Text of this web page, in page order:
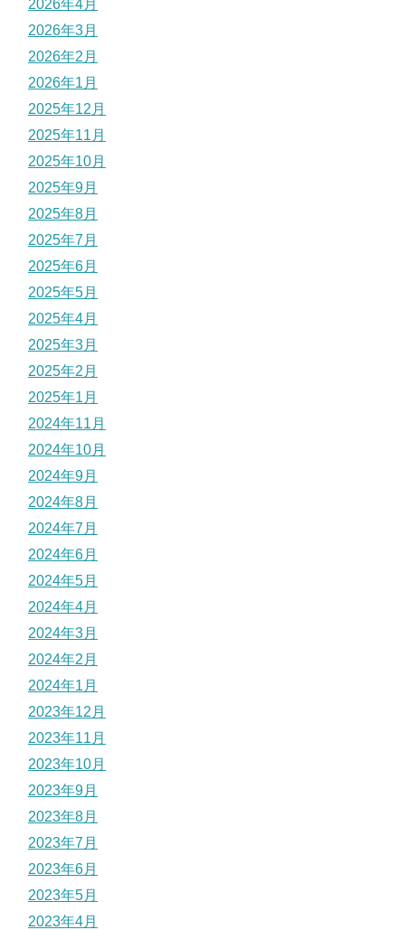
2026年4月
2026年3月
2026年2月
2026年1月
2025年12月
2025年11月
2025年10月
2025年9月
2025年8月
2025年7月
2025年6月
2025年5月
2025年4月
2025年3月
2025年2月
2025年1月
2024年11月
2024年10月
2024年9月
2024年8月
2024年7月
2024年6月
2024年5月
2024年4月
2024年3月
2024年2月
2024年1月
2023年12月
2023年11月
2023年10月
2023年9月
2023年8月
2023年7月
2023年6月
2023年5月
2023年4月